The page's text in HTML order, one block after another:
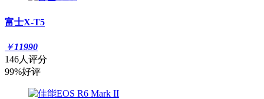
富士X-T5
￥11990
146人评分
99%好评